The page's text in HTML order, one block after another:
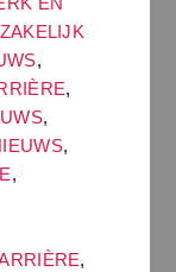
,
,
,
,
,
,